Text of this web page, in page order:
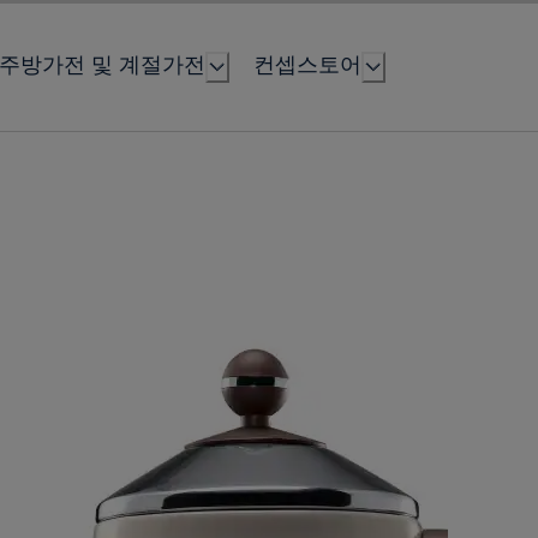
주방가전 및 계절가전 컨셉스토어